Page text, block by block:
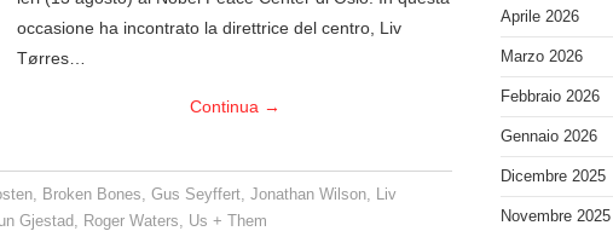
occasione ha incontrato la direttrice del centro, Liv
Tørres…
Continua →
Broken Bones ,Gus Seyffert ,Jonathan Wilson
Liv
Gjestad
Roger Waters Us + Them
Aprile 2026
Marzo 2026
Febbraio 2026
Gennaio 2026
Dicembre 2025
Novembre 2025